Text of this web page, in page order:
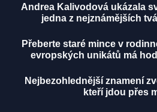
Andrea Kalivodová ukázala
jedna z nejznámějších
Přeberte staré mince v
evropských unikátů má
Nejbezohlednější znamení
kteří jdou přes